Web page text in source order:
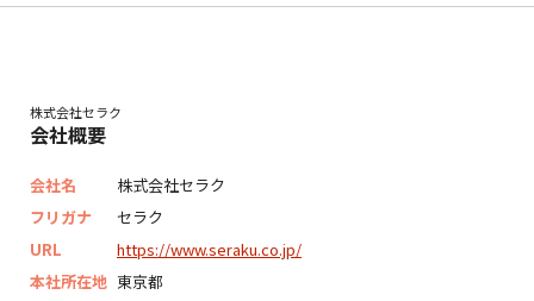
株式会社セラク
会社概要
会社名
株式会社セラク
フリガナ
セラク
URL
https://www.seraku.co.jp/
本社所在地 東京都